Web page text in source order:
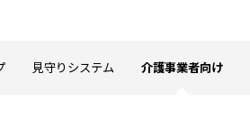
見守りシステム 介護事業者向け